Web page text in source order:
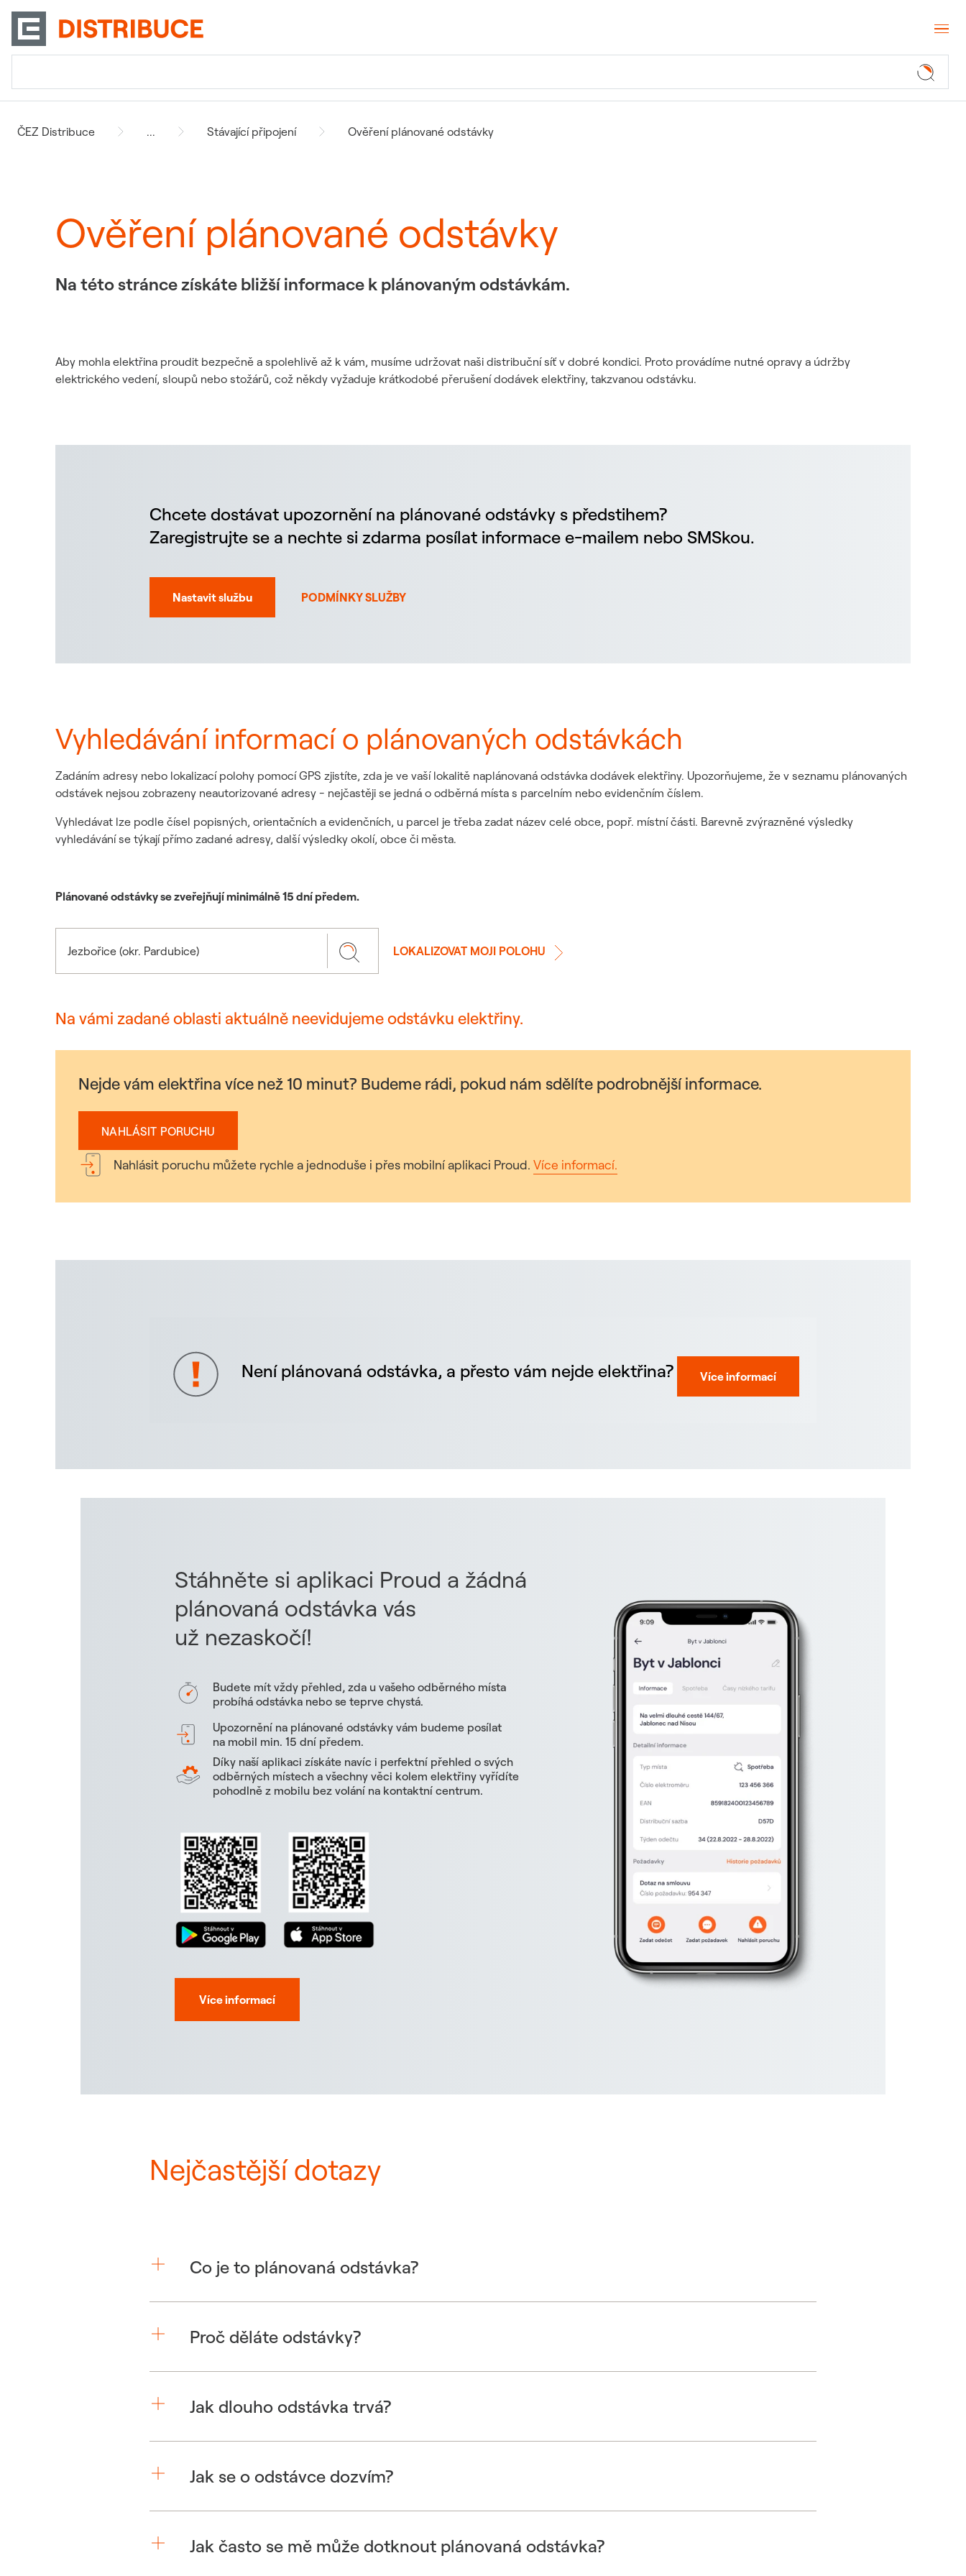
ČEZ Distribuce ... Stávající připojení Ověření plánované odstávky
Ověření plánované odstávky
Na této stránce získáte bližší informace k plánovaným odstávkám.
Aby mohla elektřina proudit bezpečně a spolehlivě až k vám, musíme udržovat naši distribuční síť v dobré kondici. Proto provádíme nutné opravy a údržby
elektrického vedení, sloupů nebo stožárů, což někdy vyžaduje krátkodobé přerušení dodávek elektřiny, takzvanou odstávku.
Chcete dostávat upozornění na plánované odstávky s předstihem?
Zaregistrujte se a nechte si zdarma posílat informace e-mailem nebo SMSkou.
Nastavit službu PODMÍNKY SLUŽBY
Vyhledávání informací o plánovaných odstávkách
Zadáním adresy nebo lokalizací polohy pomocí GPS zjistíte, zda je ve vaší lokalitě naplánovaná odstávka dodávek elektřiny. Upozorňujeme, že v seznamu plánovaných
odstávek nejsou zobrazeny neautorizované adresy - nejčastěji se jedná o odběrná místa s parcelním nebo evidenčním číslem.
Vyhledávat lze podle čísel popisných, orientačních a evidenčních, u parcel je třeba zadat název celé obce, popř. místní části. Barevně zvýrazněné výsledky
vyhledávání se týkají přímo zadané adresy, další výsledky okolí, obce či města.
Plánované odstávky se zveřejňují minimálně 15 dní předem.
LOKALIZOVAT MOJI POLOHU
Na vámi zadané oblasti aktuálně neevidujeme odstávku elektřiny.
Nejde vám elektřina více než 10 minut? Budeme rádi, pokud nám sdělíte podrobnější informace.
NAHLÁSIT PORUCHU
Nahlásit poruchu můžete rychle a jednoduše i přes mobilní aplikaci Proud. Více informací.
Není plánovaná odstávka, a přesto vám nejde elektřina? Více informací
Stáhněte si aplikaci Proud a žádná
plánovaná odstávka vás
už nezaskočí!
Budete mít vždy přehled, zda u vašeho odběrného místa
probíhá odstávka nebo se teprve chystá.
Upozornění na plánované odstávky vám budeme posílat
na mobil min. 15 dní předem.
Díky naší aplikaci získáte navíc i perfektní přehled o svých
odběrných místech a všechny věci kolem elektřiny vyřídíte
pohodlně z mobilu bez volání na kontaktní centrum.
Více informací
Nejčastější dotazy
Co je to plánovaná odstávka?
Proč děláte odstávky?
Jak dlouho odstávka trvá?
Jak se o odstávce dozvím?
Jak často se mě může dotknout plánovaná odstávka?